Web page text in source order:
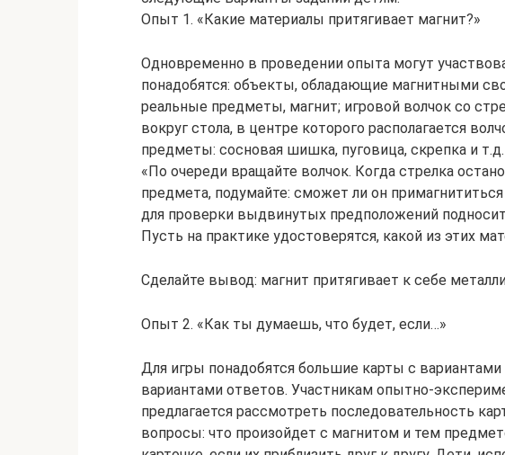
Опыт 1. «Какие материалы притягивает магнит?»
Одновременно в проведении опыта могут
понадобятся: объекты, обладающие магнитными
реальные предметы, магнит; игровой волчок со
вокруг стола, в центре которого располагается
предметы: сосновая шишка, пуговица, скрепка и
«По очереди вращайте волчок. Когда стрелка
предмета, подумайте: сможет ли он
для проверки выдвинутых предположений
Пусть на практике удостоверятся, какой из этих
Сделайте вывод: магнит притягивает к себе
Опыт 2. «Как ты думаешь, что будет, если…»
Для игры понадобятся большие карты с вариантами
вариантами ответов. Участникам опытно-
предлагается рассмотреть последовательность
вопросы: что произойдет с магнитом и тем